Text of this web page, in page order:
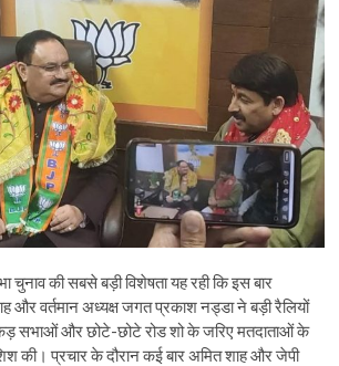
चुनाव की सबसे बड़ी विशेषता यह रही कि इस बार
और वर्तमान अध्यक्ष जगत प्रकाश नड्डा ने बड़ी रैलियों
सभाओं और छोटे-छोटे रोड शो के जरिए मतदाताओं के
की। प्रचार के दौरान कई बार अमित शाह और जेपी